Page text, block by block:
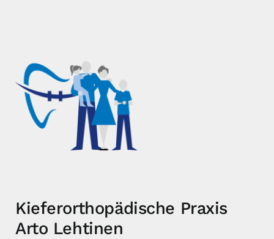
Kieferorthopädische Praxis
Arto Lehtinen